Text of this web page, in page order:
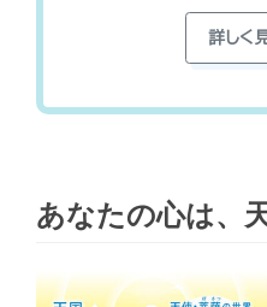
詳しく
あなたの心は、